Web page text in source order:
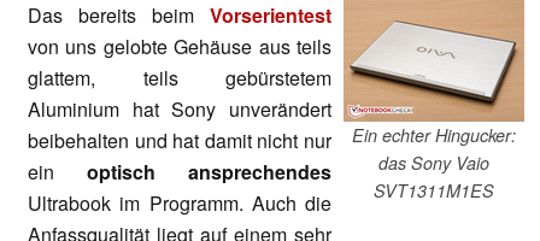
Ein echter Hingucker:
das Sony Vaio
SVT1311M1ES
Das bereits beim Vorserientest
von uns gelobte Gehäuse aus teils
glattem, teils gebürstetem
Aluminium hat Sony unverändert
beibehalten und hat damit nicht nur
ein optisch ansprechendes
Ultrabook im Programm. Auch die
Anfassqualität liegt auf einem sehr